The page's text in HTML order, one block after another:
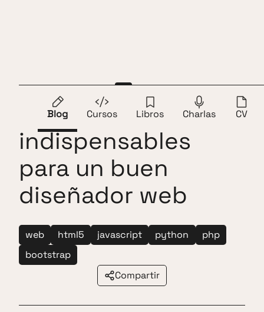
Saltar al contenido
Blog
Cursos Libros Charlas CV
10 herramientas
indispensables
para un buen
diseñador web
web html5 javascript python
php
bootstrap
Compartir